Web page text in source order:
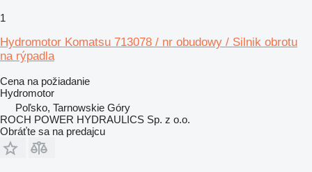
1
Hydromotor Komatsu 713078 / nr obudowy / Silnik obrotu
na rýpadla
Cena na požiadanie
Hydromotor
Poľsko, Tarnowskie Góry
ROCH POWER HYDRAULICS Sp. z o.o.
Obráťte sa na predajcu